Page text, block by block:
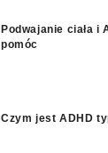
Podwajanie ciała i
pomóc
Czym jest ADHD